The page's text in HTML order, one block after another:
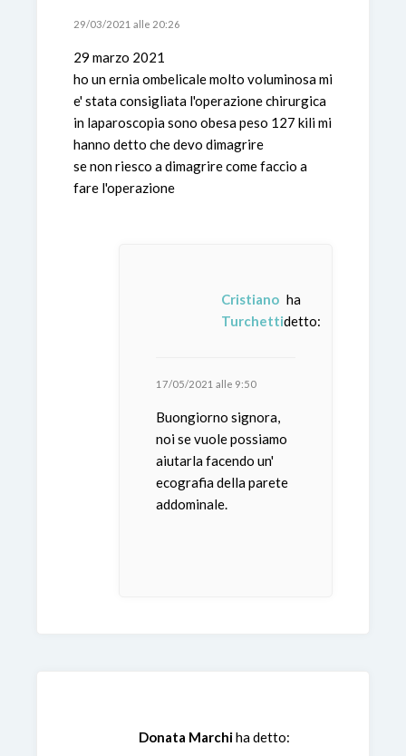
29/03/2021 alle 20:26
29 marzo 2021
ho un ernia ombelicale molto voluminosa mi
e' stata consigliata l'operazione chirurgica
in laparoscopia sono obesa peso 127 kili mi
hanno detto che devo dimagrire
se non riesco a dimagrire come faccio a
fare l'operazione
Cristiano
Turchetti
ha
detto:
17/05/2021 alle 9:50
Buongiorno signora,
noi se vuole possiamo
aiutarla facendo un'
ecografia della parete
addominale.
Donata Marchiha detto: